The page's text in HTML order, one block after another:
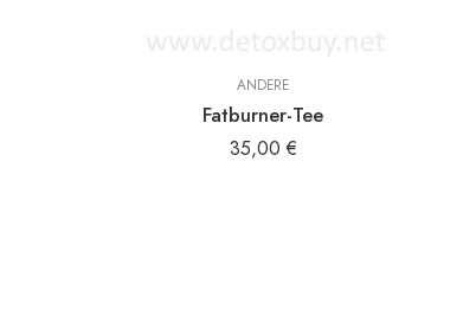
ANDERE
Fatburner-Tee
35,00 €